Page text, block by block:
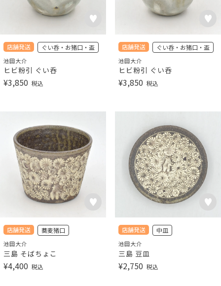
店舗発送 ぐい呑・お猪口・盃
池田大介
ヒビ粉引 ぐい呑
¥3,850 税込
店舗発送 ぐい呑・お猪口・盃
池田大介
ヒビ粉引 ぐい呑
¥3,850 税込
店舗発送 蕎麦猪口
池田大介
三島 そばちょこ
¥4,400 税込
店舗発送 中皿
池田大介
三島 豆皿
¥2,750 税込